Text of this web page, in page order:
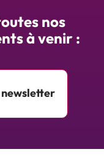
nos
à venir :
newsletter